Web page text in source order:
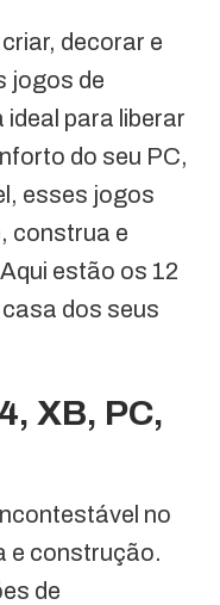
decorar e
jogos de
para liberar
do seu PC,
esses jogos
construa e
estão os 12
dos seus
XB, PC,
no
e construção.
de